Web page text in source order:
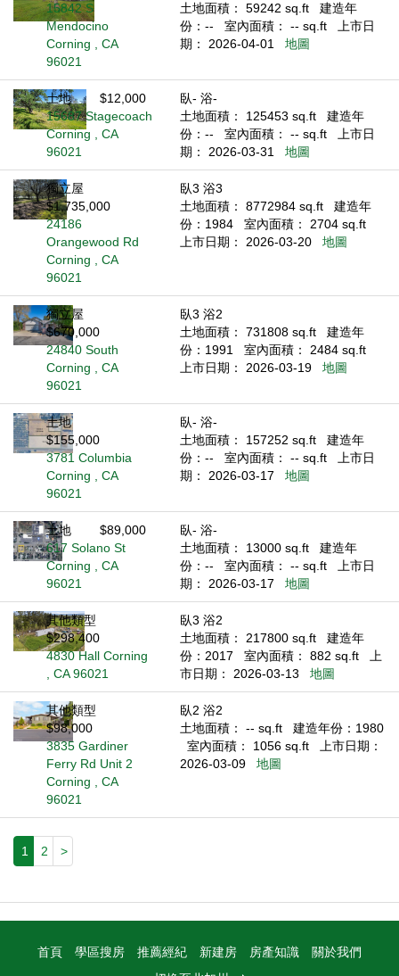
15842 S
Mendocino
Corning , CA
96021
土地面積： 59242 sq.ft
建造年
份：--
室內面積： -- sq.ft
上市日
期： 2026-04-01
地圖
土地
$12,000
15687 Stagecoach
Corning , CA
96021
臥- 浴-
土地面積： 125453 sq.ft
建造年
份：--
室內面積： -- sq.ft
上市日
期： 2026-03-31
地圖
獨立屋
$1,735,000
24186
Orangewood Rd
Corning , CA
96021
臥3 浴3
土地面積： 8772984 sq.ft
建造年
份：1984
室內面積： 2704 sq.ft
上市日期： 2026-03-20
地圖
獨立屋
$670,000
24840 South
Corning , CA
96021
臥3 浴2
土地面積： 731808 sq.ft
建造年
份：1991
室內面積： 2484 sq.ft
上市日期： 2026-03-19
地圖
土地
$155,000
3781 Columbia
Corning , CA
96021
臥- 浴-
土地面積： 157252 sq.ft
建造年
份：--
室內面積： -- sq.ft
上市日
期： 2026-03-17
地圖
土地
$89,000
617 Solano St
Corning , CA
96021
臥- 浴-
土地面積： 13000 sq.ft
建造年
份：--
室內面積： -- sq.ft
上市日
期： 2026-03-17
地圖
其他類型
$298,400
4830 Hall Corning
, CA 96021
臥3 浴2
土地面積： 217800 sq.ft
建造年
份：2017
室內面積： 882 sq.ft
上
市日期： 2026-03-13
地圖
其他類型
$98,000
3835 Gardiner
Ferry Rd Unit 2
Corning , CA
96021
臥2 浴2
土地面積： -- sq.ft
建造年份：1980
室內面積： 1056 sq.ft
上市日期：
2026-03-09
地圖
1 2 >
首頁 學區搜房 推薦經紀 新建房 房產知識
關於我們